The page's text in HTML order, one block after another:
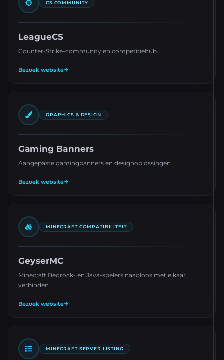
CS COMMUNITY
LeagueCS
Counter-Strike-community en competitiehub.
Bezoek website
GRAPHICS & DESIGN
Gaming Banners
Aangepaste gamingbanners en designoplossingen.
Bezoek website
MINECRAFT COMPATIBILITEIT
GeyserMC
Minecraft Bedrock- en Java-spelers naadloos met elkaar
verbinden.
Bezoek website
MINECRAFT SERVER LISTING